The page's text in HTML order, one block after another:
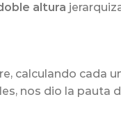
altura
calculando cada
nos dio la pauta